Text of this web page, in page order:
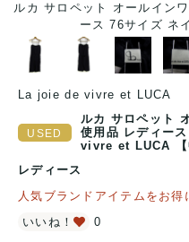
ルカ サロペット オールイン
ース 76サイズ
La joie de vivre et LUCA
ルカ サロペット
使用品 レディー
vivre et LUCA 【
レディース
人気ブランドアイテムをお得
いいね！
0